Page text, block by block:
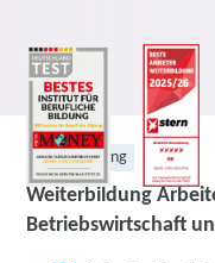
Weiterbildung
Weiterbildung
Betriebswirtschaft